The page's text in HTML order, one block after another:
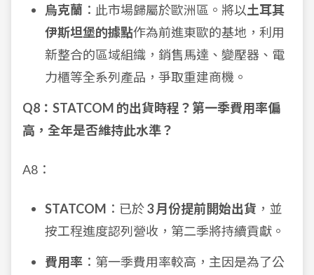
烏克蘭 ：此市場歸屬於歐洲區。將以土耳其
伊斯坦堡的據點作為前進東歐的基地，利用
新整合的區域組織，銷售馬達、變壓器、電
力櫃等全系列產品，爭取重建商機。
Q8：STATCOM 的出貨時程？第一季費用率偏
高，全年是否維持此水準？
A8：
STATCOM ：已於3 月份提前開始出貨 ，並
按工程進度認列營收，第二季將持續貢獻。
費用率 ：第一季費用率較高，主因是為了公